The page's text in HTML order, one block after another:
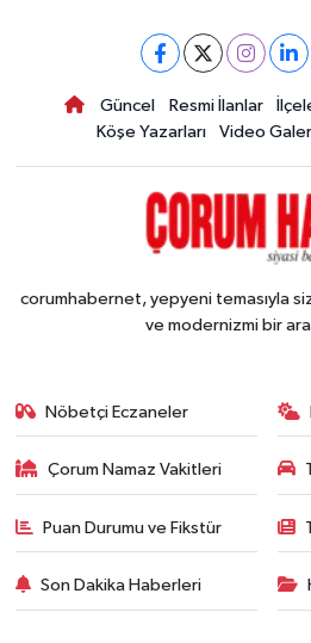
Güncel Resmi İlanlar
Köşe Yazarları
Video
corumhabernet, yepyeni temasıyla
ve modernizmi bir
Nöbetçi Eczaneler
Çorum Namaz Vakitleri
Puan Durumu ve Fikstür
Son Dakika Haberleri